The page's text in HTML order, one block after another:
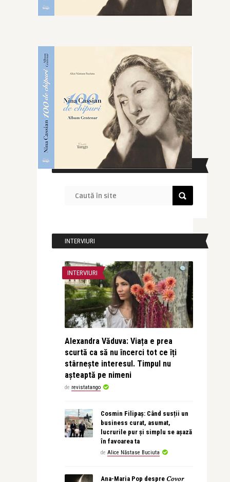
CAUTĂ ÎN SITE
INTERVIURI
INTERVIURI
Alexandra Văduva: Viața e prea
scurtă ca să nu încerci tot ce îți
stârnește interesul. Timpul nu
așteaptă pe nimeni
de revistatango
Cosmin Filipaș: Când susții un
business curat, asumat,
lucrurile pur și simplu se așază
în favoarea ta
de Alice Năstase Buciuta
Ana-Maria Pop despre 𝐶𝑜𝑣𝑜𝑟